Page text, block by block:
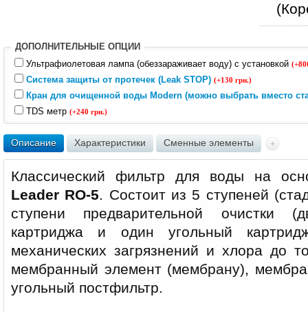
ДОПОЛНИТЕЛЬНЫЕ ОПЦИИ
Ультрафиолетовая лампа (обеззараживает воду) с установкой
Система защиты от протечек (Leak STOP) (+130 грн.)
Кран для очищенной воды Modern (можно выбрать вместо
TDS метр (+240 грн.)
Описание Характеристики Сменные элементы
Классический фильтр для воды на
Leader RO-5. Состоит из 5 ступеней
ступени предварительной очистки
картриджа и один угольный
механических загрязнений и хлора до
мембранный элемент (мембрану),
угольный постфильтр.